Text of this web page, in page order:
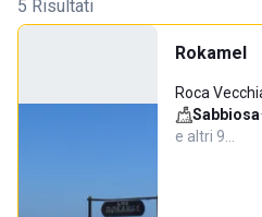
5 Risultati
Rokamel
Roca
Sabbiosa·
e altri 9…